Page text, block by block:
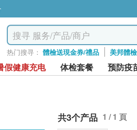
热门搜寻： 體檢送現金券/禮品 美邦體
假健康充电 体检套餐 预防疫
共3个产品 1 / 1 頁